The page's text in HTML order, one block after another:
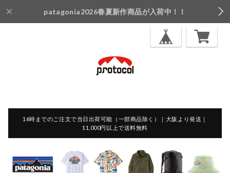
patagonia2026春夏新作商品が入荷中！！
16時までのご注文で当日出荷可能（一部商品除く）｜大阪より発送｜
11,000円以上で送料無料